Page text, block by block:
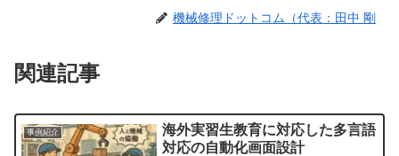
機械修理ドットコム（代表：田中 剛
関連記事
事例紹介
海外実習生教育に対応した多言語
対応の自動化画面設計